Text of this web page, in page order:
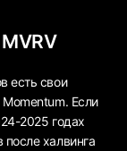
есть свои
Если
2025 годах
после халвинга